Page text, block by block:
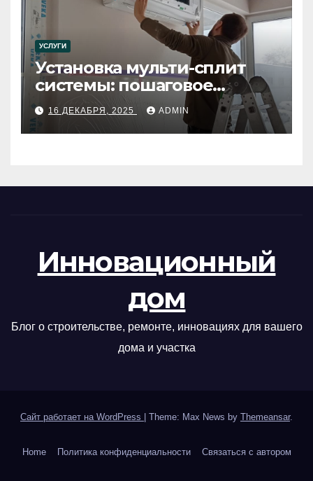
УСЛУГИ
Установка мульти-сплит
системы: пошаговое
руководство
16 ДЕКАБРЯ, 2025 ADMIN
Инновационный
дом
Блог о строительстве, ремонте, инновациях для вашего
дома и участка
Сайт работает на WordPress Theme: Max News by Themeansar.
Home Политика конфиденциальности Связаться с автором